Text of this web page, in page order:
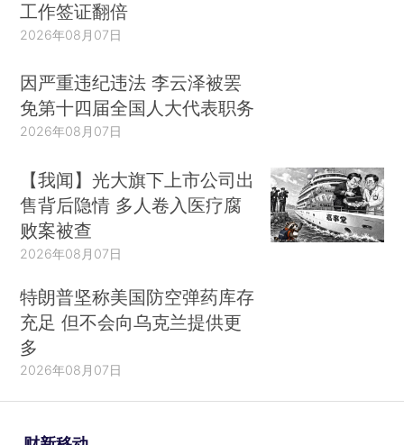
工作签证翻倍
2026年08月07日
因严重违纪违法 李云泽被罢
免第十四届全国人大代表职务
2026年08月07日
【我闻】光大旗下上市公司出
售背后隐情 多人卷入医疗腐
败案被查
2026年08月07日
特朗普坚称美国防空弹药库存
充足 但不会向乌克兰提供更
多
2026年08月07日